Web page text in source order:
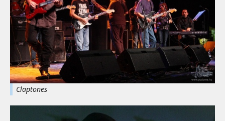
Claptones